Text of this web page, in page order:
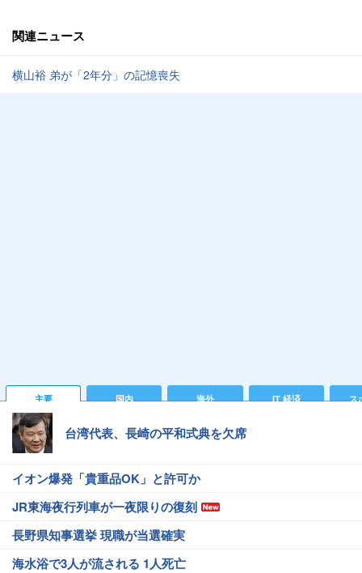
関連ニュース
横山裕 弟が「2年分」の記憶喪失
主要 国内 海外 IT 経済 ス
台湾代表、長崎の平和式典を欠席
イオン爆発「貴重品OK」と許可か
JR東海夜行列車が一夜限りの復刻
長野県知事選挙 現職が当選確実
海水浴で3人が流される 1人死亡